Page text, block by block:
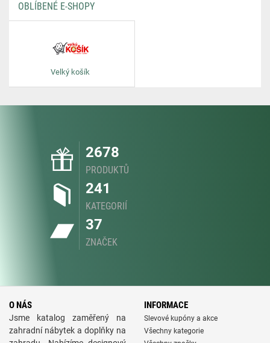
OBLÍBENÉ E-SHOPY
Velký košík
2678
PRODUKTŮ
241
KATEGORIÍ
37
ZNAČEK
O NÁS
Jsme katalog zaměřený na
zahradní nábytek a doplňky na
INFORMACE
Slevové kupóny a akce
Všechny kategorie